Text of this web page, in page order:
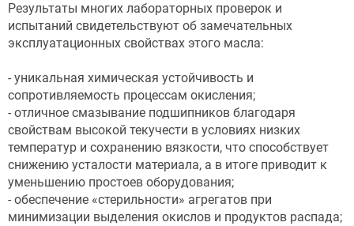
Результаты многих лабораторных проверок и
испытаний свидетельствуют об замечательных
эксплуатационных свойствах этого масла:
- уникальная химическая устойчивость и
сопротивляемость процессам окисления;
- отличное смазывание подшипников благодаря
свойствам высокой текучести в условиях низких
температур и сохранению вязкости, что способствует
снижению усталости материала, а в итоге приводит к
уменьшению простоев оборудования;
- обеспечение «стерильности» агрегатов при
минимизации выделения окислов и продуктов распада;